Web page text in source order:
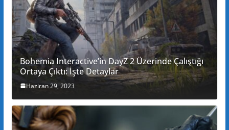
Bohemia Interactive’in DayZ 2 Üzerinde Çalıştığı
Ortaya Çıktı: İşte Detaylar
Haziran 29, 2023